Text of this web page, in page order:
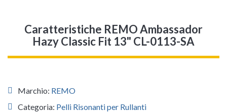
Caratteristiche REMO Ambassador
Hazy Classic Fit 13" CL-0113-SA
Marchio: REMO
Categoria: Pelli Risonanti per Rullanti